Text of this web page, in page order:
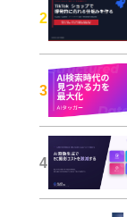
2
3
4